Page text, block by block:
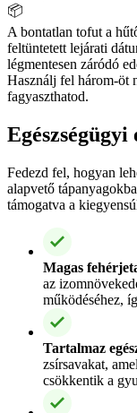
📦
A bontatlan tofut a
feltüntetett lejárati
légmentesen záródó
Használj fel három-öt
fagyaszthatod.
Egészségügyi
Fedezd fel, hogyan
alapvető
támogatva a
Magas
az
működéséhez,
Tartalmaz
zsírsavakat,
csökkentik a